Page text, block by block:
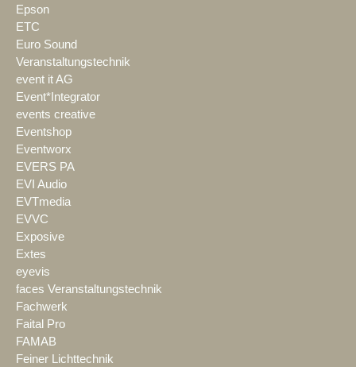
Epson
ETC
Euro Sound
Veranstaltungstechnik
event it AG
Event*Integrator
events creative
Eventshop
Eventworx
EVERS PA
EVI Audio
EVTmedia
EVVC
Exposive
Extes
eyevis
faces Veranstaltungstechnik
Fachwerk
Faital Pro
FAMAB
Feiner Lichttechnik